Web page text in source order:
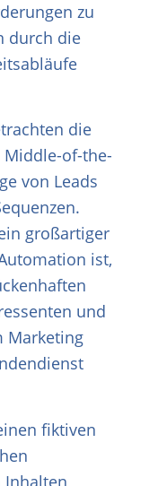
zu
durch die
die
of-the-
von Leads
großartiger
ist,
und
Marketing
fiktiven
Inhalten